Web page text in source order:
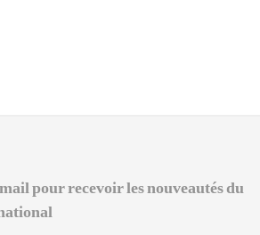
pour recevoir les nouveautés du